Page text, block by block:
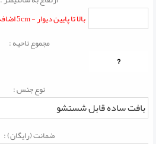
بالا تا پایین دیوار - 5cm اضافه شود
مجموع ناحیه :
?
نوع جنس :
ضمانت (رایگان) :